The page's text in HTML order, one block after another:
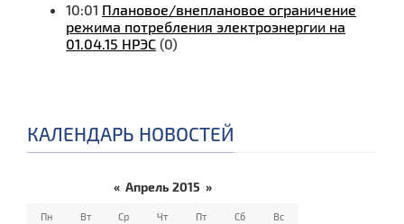
10:01 Плановое/внеплановое ограничение
режима потребления электроэнергии на
01.04.15 НРЭС (0)
КАЛЕНДАРЬ НОВОСТЕЙ
« Апрель 2015 »
Пн Вт Ср Чт Пт Сб Вс